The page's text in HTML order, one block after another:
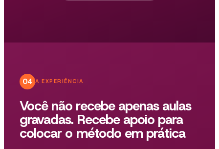
04 A EXPERIÊNCIA
Você não recebe apenas aulas
gravadas. Recebe apoio para
colocar o método em prática